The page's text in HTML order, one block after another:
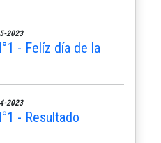
2023
- Felíz día de la
2023
- Resultado